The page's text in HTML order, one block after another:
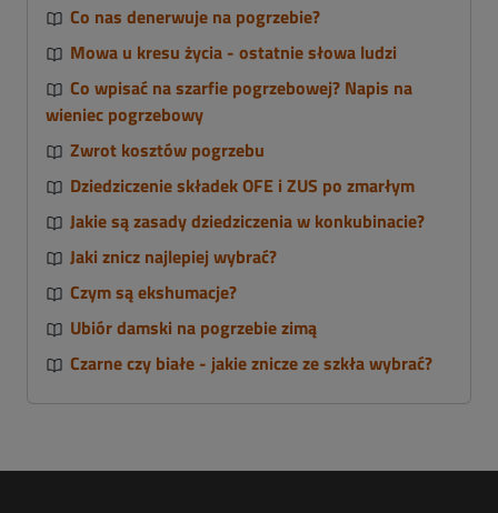
Co nas denerwuje na pogrzebie?
Mowa u kresu życia - ostatnie słowa ludzi
Co wpisać na szarfie pogrzebowej? Napis na
wieniec pogrzebowy
Zwrot kosztów pogrzebu
Dziedziczenie składek OFE i ZUS po zmarłym
Jakie są zasady dziedziczenia w konkubinacie?
Jaki znicz najlepiej wybrać?
Czym są ekshumacje?
Ubiór damski na pogrzebie zimą
Czarne czy białe - jakie znicze ze szkła wybrać?